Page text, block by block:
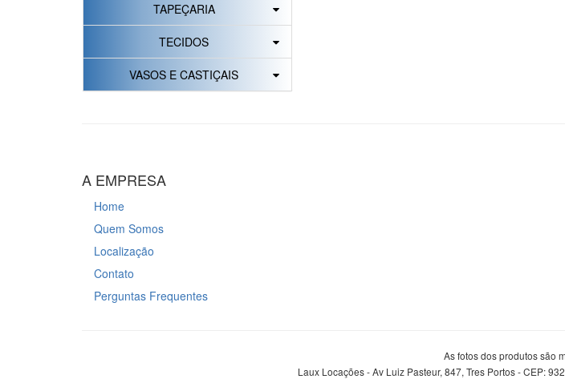
TAPEÇARIA
TECIDOS
VASOS E CASTIÇAIS
A EMPRESA
Home
Quem Somos
Localização
Contato
Perguntas Frequentes
As fotos dos produtos são
Laux Locações - Av Luiz Pasteur, 847, Tres Portos - CEP: